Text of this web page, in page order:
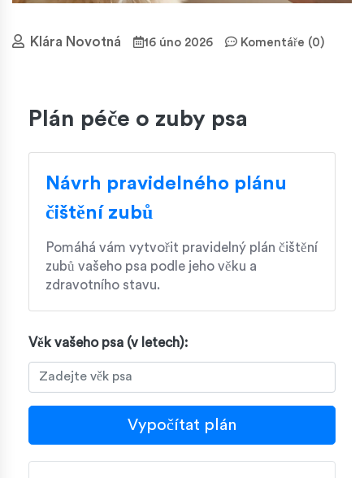
Klára Novotná 16 úno 2026 Komentáře (0)
Plán péče o zuby psa
Návrh pravidelného plánu
čištění zubů
Pomáhá vám vytvořit pravidelný plán čištění
zubů vašeho psa podle jeho věku a
zdravotního stavu.
Věk vašeho psa (v letech):
Vypočítat plán